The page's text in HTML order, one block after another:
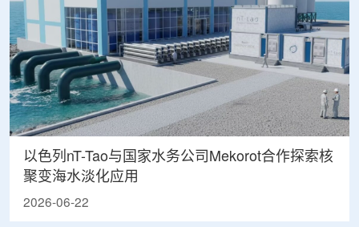
以色列nT-Tao与国家水务公司Mekorot合作探索核
聚变海水淡化应用
2026-06-22